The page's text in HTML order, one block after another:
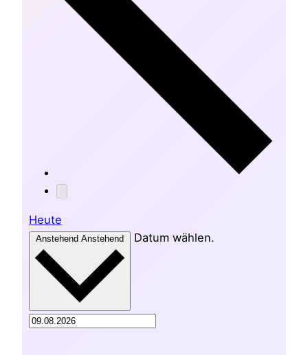
Heute
Anstehend Anstehend Datum wählen.